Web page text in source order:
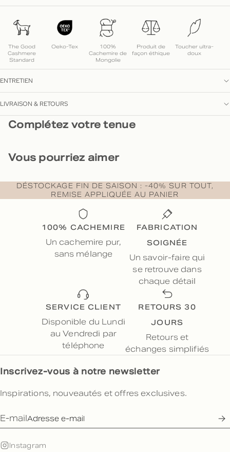
The Good
Cashmere
Standard
Oeko-Tex
100%
Cachemire de
Mongolie
Produit de
façon éthique
Toucher ultra-
doux
ENTRETIEN
LIVRAISON & RETOURS
Complétez votre tenue
Vous pourriez aimer
DÉSTOCKAGE FIN DE SAISON : -40% SUR TOUT,
REMISE APPLIQUÉE AU PANIER
100% CACHEMIRE
Un cachemire pur,
sans mélange
FABRICATION
SOIGNÉE
Un savoir-faire qui
se retrouve dans
chaque détail
SERVICE CLIENT
Disponible du Lundi
au Vendredi par
téléphone
RETOURS 30
JOURS
Retours et
échanges simplifiés
Inscrivez-vous à notre newsletter
Inspirations, nouveautés et offres exclusives.
E-mail
Instagram